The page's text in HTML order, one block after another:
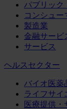
パブリック
コンシュー
製造業
金融サービ
サービス
ヘルスセクター
バイオ医薬
ライフサイ
医療提供・